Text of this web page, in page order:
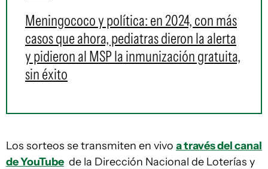
Meningococo y política: en 2024, con más
casos que ahora, pediatras dieron la alerta
y pidieron al MSP la inmunización gratuita,
sin éxito
Los sorteos se transmiten en vivo a través del canal
de YouTube de la Dirección Nacional de Loterías y